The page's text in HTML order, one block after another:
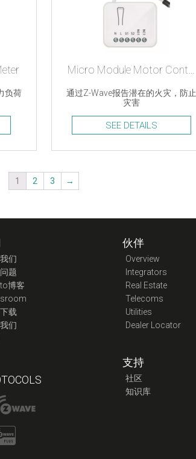
负荷
通过Z-Wave报告潜在的火灾，防止
灾害
SEE DETAILS
1 2 3 →
们
题
博客
载
们
伙伴
Overview
Integrators
Real Estate
Telecoms
Utilities
Dealer Locator
支持
社区
知识库